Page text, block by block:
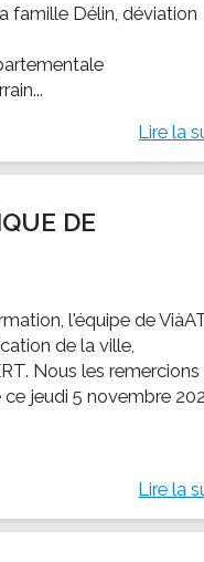
famille Délin, déviation
Lire la
DE
l'équipe de
de la ville,
Nous les remercions
jeudi 5 novembre
Lire la